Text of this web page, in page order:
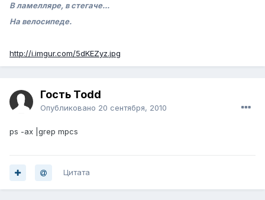
В ламелляре, в стегаче...
На велосипеде.
http://i.imgur.com/5dKEZyz.jpg
Гость Todd
Опубликовано 20 сентября, 2010
ps -ax |grep mpcs
Цитата